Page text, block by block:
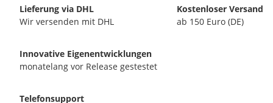
Lieferung via DHL
Wir versenden mit DHL
Kostenloser Versand
ab 150 Euro (DE)
Innovative Eigenentwicklungen
monatelang vor Release gestestet
Telefonsupport